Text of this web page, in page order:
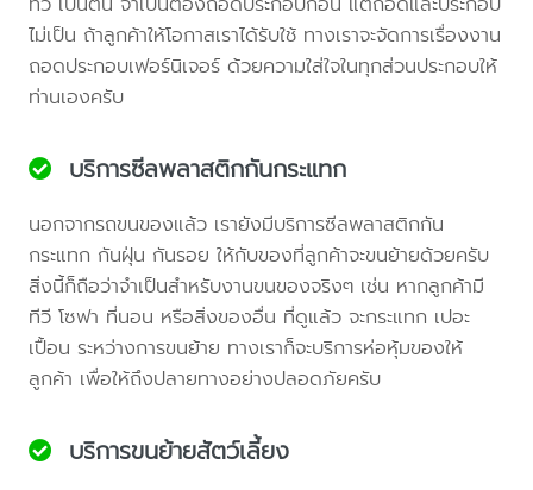
ไม่เป็น ถ้าลูกค้าให้โอกาสเราได้รับใช้ ทางเราจะจัดการเรื่องงาน
ถอดประกอบเฟอร์นิเจอร์ ด้วยความใส่ใจในทุกส่วนประกอบให้
ท่านเองครับ
บริการซีลพลาสติกกันกระแทก
นอกจากรถขนของแล้ว เรายังมีบริการซีลพลาสติกกัน
กระแทก กันฝุ่น กันรอย ให้กับของที่ลูกค้าจะขนย้ายด้วยครับ
สิ่งนี้ก็ถือว่าจำเป็นสำหรับงานขนของจริงๆ เช่น หากลูกค้ามี
ทีวี โซฟา ที่นอน หรือสิ่งของอื่น ที่ดูแล้ว จะกระแทก เปอะ
เปื้อน ระหว่างการขนย้าย ทางเราก็จะบริการห่อหุ้มของให้
ลูกค้า เพื่อให้ถึงปลายทางอย่างปลอดภัยครับ
บริการขนย้ายสัตว์เลี้ยง